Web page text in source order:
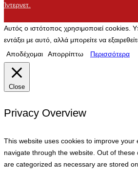
Ίντερνετ.
Αυτός ο ιστότοπος χρησιμοποιεί cookies.
εντάξει με αυτό, αλλά μπορείτε να
Αποδέχομαι
Απορρίπτω Περισσότερα
Close
Privacy Overview
This website uses cookies to improve your
navigate through the website. Out of
are categorized as necessary are stored